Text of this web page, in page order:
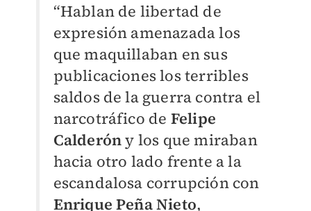
“Hablan de libertad de
expresión amenazada los
que maquillaban en sus
publicaciones los terribles
saldos de la guerra contra el
narcotráfico de Felipe
Calderóny los que miraban
hacia otro lado frente a la
escandalosa corrupción con
Enrique Peña Nieto,